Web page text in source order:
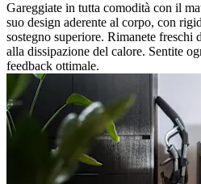
Gareggiate in tutta comodità con il
suo design aderente al corpo, con
sostegno superiore. Rimanete freschi
alla dissipazione del calore. Sentite
feedback ottimale.